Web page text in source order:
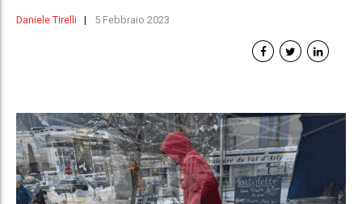
Daniele Tirelli 5 Febbraio 2023